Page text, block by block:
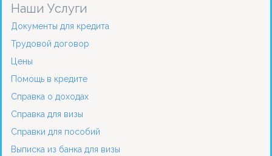
Наши Услуги
Документы для кредита
Трудовой договор
Цены
Помощь в кредите
Справка о доходах
Справка для визы
Справки для пособий
Выписка из банка для визы